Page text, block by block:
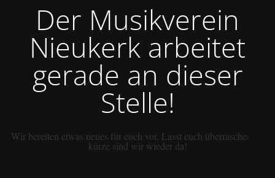
Der Musikverein
Nieukerk arbeitet
gerade an dieser
Stelle!
Wir bereiten etwas neues für euch vor. Lasst euch überraschen. In
kürze sind wir wieder da!